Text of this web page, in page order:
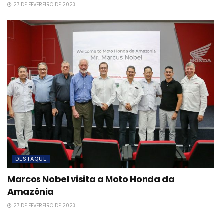
27 DE FEVEREIRO DE 2023
DESTAQUE
Marcos Nobel visita a Moto Honda da
Amazônia
27 DE FEVEREIRO DE 2023